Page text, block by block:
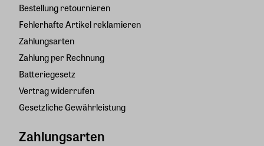
Bestellung retournieren
Fehlerhafte Artikel reklamieren
Zahlungsarten
Zahlung per Rechnung
Batteriegesetz
Vertrag widerrufen
Gesetzliche Gewährleistung
Zahlungsarten